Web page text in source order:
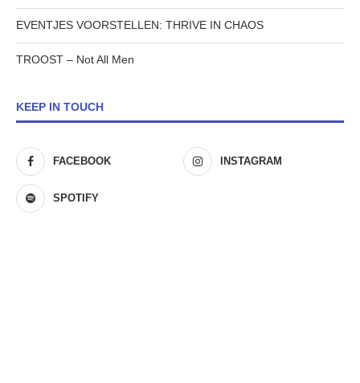
EVENTJES VOORSTELLEN: THRIVE IN CHAOS
TROOST – Not All Men
KEEP IN TOUCH
FACEBOOK INSTAGRAM
SPOTIFY